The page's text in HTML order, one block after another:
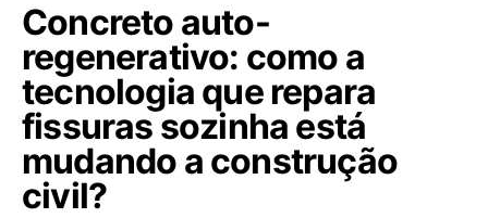
Concreto auto-
regenerativo: como a
tecnologia que repara
fissuras sozinha está
mudando a construção
civil?